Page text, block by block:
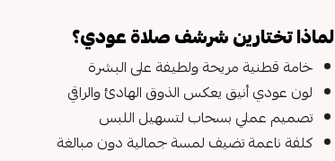
لماذا تختارين شرشف صلاة عودي؟
خامة قطنية مريحة ولطيفة على البشرة
لون عودي أنيق يعكس الذوق الهادئ والراقي
تصميم عملي بسحاب لتسهيل اللبس
كلفة ناعمة تضيف لمسة جمالية دون مبالغة